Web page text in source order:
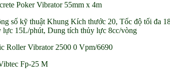
Poker Vibrator 55mm x 4m
số kỹ thuật Khung Kích thước 20, Tốc độ tối đa
15L/phút, Dung tích thủy lực 8cc/vòng
Roller Vibrator 2500 0 Vpm/6690
Fp-25 M